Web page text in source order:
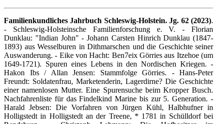
Familienkundliches Jahrbuch Schleswig-Holstein. Jg. 62 (2023).
- Schleswig-Holsteinsche Familienforschung e. V. - Florian
Dunklau: "Indian John" - Johann Carsten Hinrich Dunklau (1847-
1893) aus Wesselburen in Dithmarschen und die Geschichte seiner
Auswanderung. - Eike von Hacht: Ben7eix Görries aus Itzehoe (um
1649-1721). Spuren eines Lebens in den Nordischen Kriegen. -
Hakon Ibs / Allan Jensen: Stammfolge Görries. - Hans-Peter
Freundt: Soldatenfrau, Marketenderin, Lagerdirne? Die Geschichte
einer namenlosen Mutter. Eine Spurensuche beim Kropper Busch.
Nachfahrenliste für das Findelkind Marine bis zur 5. Generation. -
Harald Jebsen: Die Vorfahren von Jürgen Kühl, Halbhufner in
Holligstedt in Holligstedt an der Treene, * 1781 in Schülldorf bei